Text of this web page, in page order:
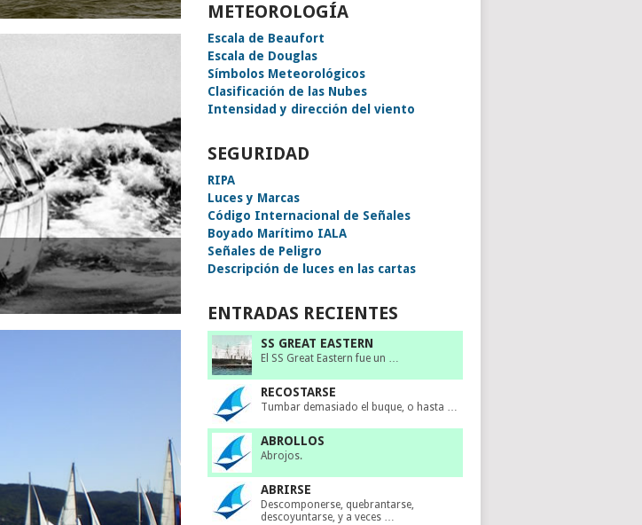
METEOROLOGÍA
Escala de Beaufort
Escala de Douglas
Símbolos Meteorológicos
Clasificación de las Nubes
Intensidad y dirección del viento
SEGURIDAD
RIPA
Luces y Marcas
Código Internacional de Señales
Boyado Marítimo IALA
Señales de Peligro
Descripción de luces en las cartas
ENTRADAS RECIENTES
SS GREAT EASTERN
El SS Great Eastern fue un …
RECOSTARSE
Tumbar demasiado el buque, o hasta …
ABROLLOS
Abrojos.
ABRIRSE
Descomponerse, quebrantarse,
descoyuntarse, y a veces …